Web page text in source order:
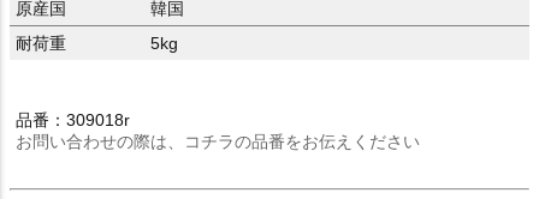
原産国
韓国
耐荷重
5kg
品番：309018r
お問い合わせの際は、コチラの品番をお伝えください